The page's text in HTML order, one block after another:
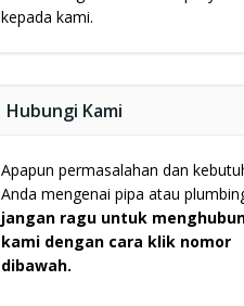
kepada kami.
Hubungi Kami
Apapun permasalahan dan
Anda mengenai pipa atau
jangan ragu untuk
kami dengan cara klik nomor
dibawah.